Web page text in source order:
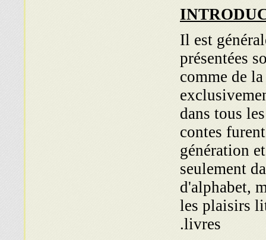
Il est
présentées
comme de
dans tous
contes
génération
seulement
d'alphabet,
les plaisirs
livres.